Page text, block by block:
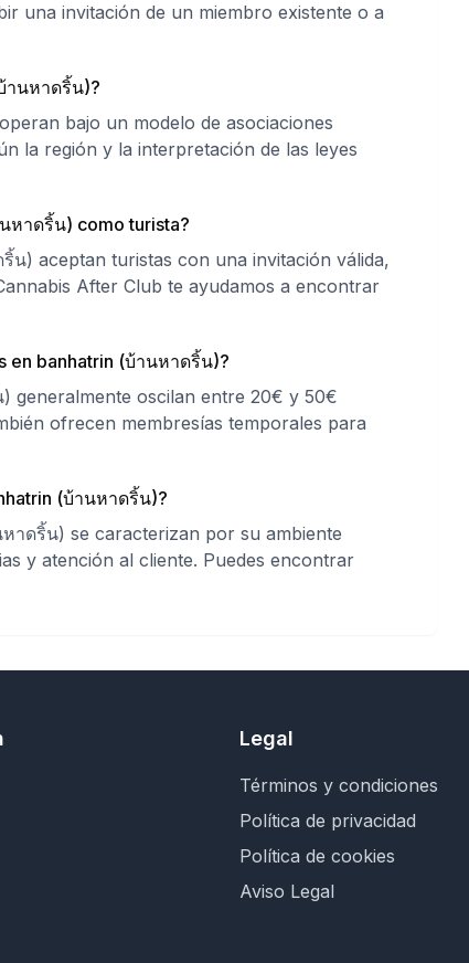
una invitación de un miembro existente o a
านหาดริ้น)?
bajo un modelo de asociaciones
la región y la interpretación de las leyes
หาดริ้น) como turista?
น) aceptan turistas con una invitación válida,
After Club te ayudamos a encontrar
en banhatrin (บ้านหาดริ้น)?
generalmente oscilan entre 20€ y 50€
ofrecen membresías temporales para
(บ้านหาดริ้น)?
าดริ้น) se caracterizan por su ambiente
y atención al cliente. Puedes encontrar
Legal
Términos y condiciones
Política de privacidad
Política de cookies
Aviso Legal